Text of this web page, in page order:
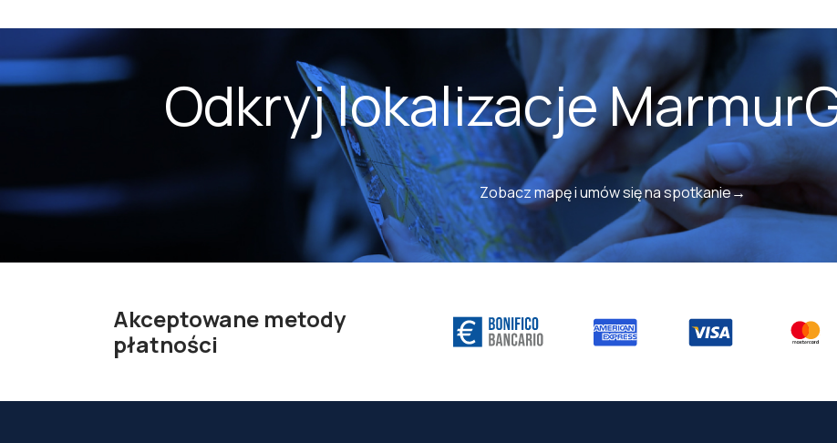
Odkryj lokalizacje
Zobacz mapę i umów się na spotkanie→
Akceptowane metody
płatności